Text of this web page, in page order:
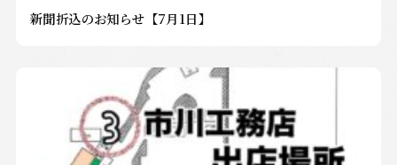
新聞折込のお知らせ【7月1日】